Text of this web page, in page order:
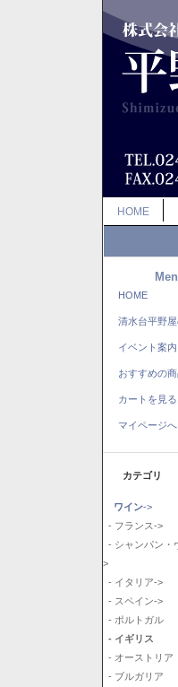
HOME
HOME
清水台平野屋
イベント案内
おすすめの
カートを見る
マイページへ
カテゴリ
ワイン->
- フランス->
- シャンパン・
>
- イタリア->
- スペイン->
- ポルトガル
- イギリス
- オーストリア
- ブルガリア